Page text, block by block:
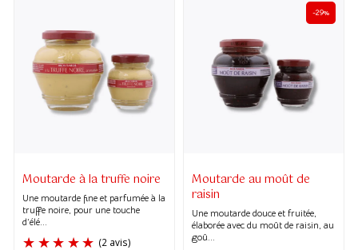
Moutarde à la truffe noire
Une moutarde fine et parfumée à la
truffe noire, pour une touche
d’élé...
-29%
Moutarde au moût de
raisin
Une moutarde douce et fruitée,
élaborée avec du moût de raisin, au
goû...